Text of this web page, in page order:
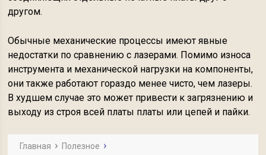
другом.
Обычные механические процессы имеют явные
недостатки по сравнению с лазерами. Помимо износа
инструмента и механической нагрузки на компоненты,
они также работают гораздо менее чисто, чем лазеры.
В худшем случае это может привести к загрязнению и
выходу из строя всей платы платы или цепей и пайки.
Главная Полезное